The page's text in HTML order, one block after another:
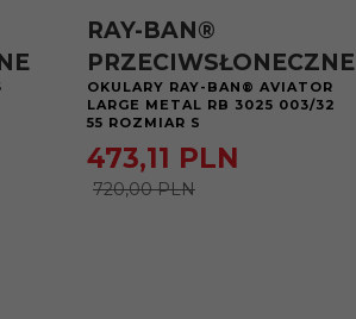
RAY-BAN®
PRZECIWSŁONECZNE
OKULARY RAY-BAN® AVIATOR
LARGE METAL RB 3025 003/32
55 ROZMIAR S
473,11 PLN
720,00 PLN